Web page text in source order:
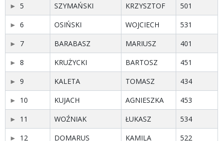
5
SZYMAŃSKI KRZYSZTOF
501
6
OSIŃSKI WOJCIECH
531
7
BARABASZ MARIUSZ
401
8
KRUŻYCKI BARTOSZ
451
9
KALETA TOMASZ
434
10
KUJACH AGNIESZKA
453
11
WOŹNIAK ŁUKASZ
534
12
DOMARUS KAMILA 522